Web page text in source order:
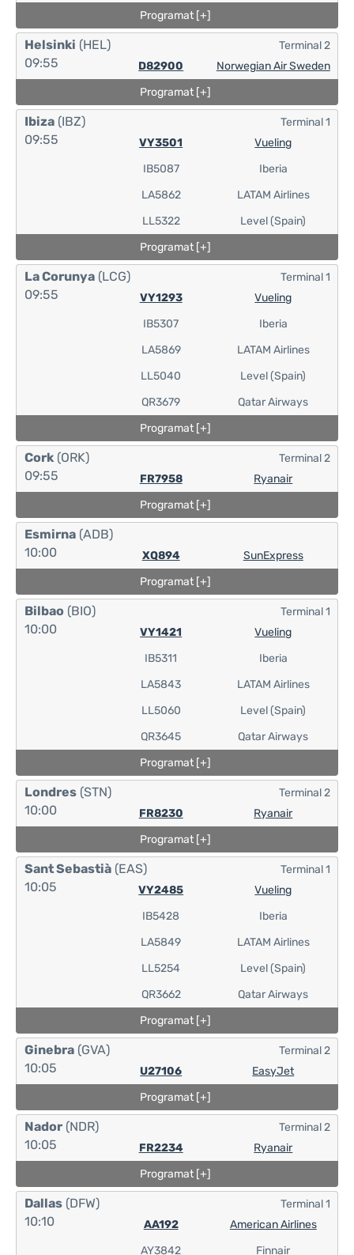
Programat [+]
Helsinki (HEL)
09:55
D82900 Norwegian Air Sweden
Terminal 2
Programat [+]
Ibiza (IBZ)
09:55
VY3501
IB5087
LA5862
LL5322
Vueling
Iberia
LATAM Airlines
Level (Spain)
Terminal 1
Programat [+]
La Corunya (LCG)
09:55
VY1293
IB5307
LA5869
LL5040
QR3679
Vueling
Iberia
LATAM Airlines
Level (Spain)
Qatar Airways
Terminal 1
Programat [+]
Cork (ORK)
09:55
FR7958 Ryanair
Terminal 2
Programat [+]
Esmirna (ADB)
10:00
XQ894
SunExpress
Programat [+]
Bilbao (BIO)
10:00
VY1421
IB5311
LA5843
LL5060
QR3645
Vueling
Iberia
LATAM Airlines
Level (Spain)
Qatar Airways
Terminal 1
Programat [+]
Londres (STN)
10:00
FR8230 Ryanair
Terminal 2
Programat [+]
Sant Sebastià (EAS)
10:05
VY2485
IB5428
LA5849
LL5254
QR3662
Vueling
Iberia
LATAM Airlines
Level (Spain)
Qatar Airways
Terminal 1
Programat [+]
Ginebra (GVA)
10:05
U27106 EasyJet
Terminal 2
Programat [+]
Nador (NDR)
10:05
FR2234 Ryanair
Terminal 2
Programat [+]
Dallas (DFW)
10:10
AA192
AY3842
American Airlines
Finnair
Terminal 1